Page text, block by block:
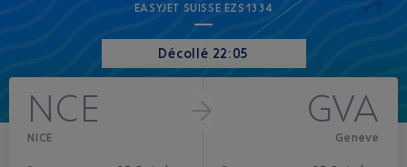
EASYJET SUISSE EZS1334
Décollé 22:05
NCE
NICE
GVA
Geneve